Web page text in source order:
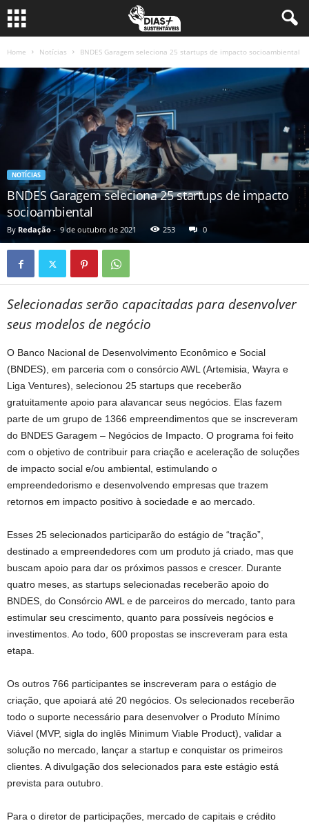
Home Notícias BNDES Garagem seleciona 25 startups de impacto socioambiental
NOTÍCIAS
BNDES Garagem seleciona 25 startups de impacto
socioambiental
By Redação - 9 de outubro de 2021 253 0
Selecionadas serão capacitadas para desenvolver
seus modelos de negócio
O Banco Nacional de Desenvolvimento Econômico e Social
(BNDES), em parceria com o consórcio AWL (Artemisia, Wayra e
Liga Ventures), selecionou 25 startups que receberão
gratuitamente apoio para alavancar seus negócios. Elas fazem
parte de um grupo de 1366 empreendimentos que se inscreveram
do BNDES Garagem – Negócios de Impacto. O programa foi feito
com o objetivo de contribuir para criação e aceleração de soluções
de impacto social e/ou ambiental, estimulando o
empreendedorismo e desenvolvendo empresas que trazem
retornos em impacto positivo à sociedade e ao mercado.
Esses 25 selecionados participarão do estágio de “tração”,
destinado a empreendedores com um produto já criado, mas que
buscam apoio para dar os próximos passos e crescer. Durante
quatro meses, as startups selecionadas receberão apoio do
BNDES, do Consórcio AWL e de parceiros do mercado, tanto para
estimular seu crescimento, quanto para possíveis negócios e
investimentos. Ao todo, 600 propostas se inscreveram para esta
etapa.
Os outros 766 participantes se inscreveram para o estágio de
criação, que apoiará até 20 negócios. Os selecionados receberão
todo o suporte necessário para desenvolver o Produto Mínimo
Viável (MVP, sigla do inglês Minimum Viable Product), validar a
solução no mercado, lançar a startup e conquistar os primeiros
clientes. A divulgação dos selecionados para este estágio está
prevista para outubro.
Para o diretor de participações, mercado de capitais e crédito